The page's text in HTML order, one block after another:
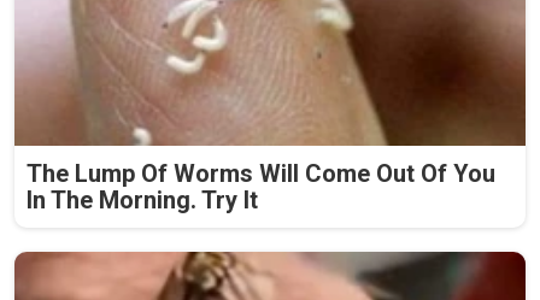
The Lump Of Worms Will Come Out Of You
In The Morning. Try It